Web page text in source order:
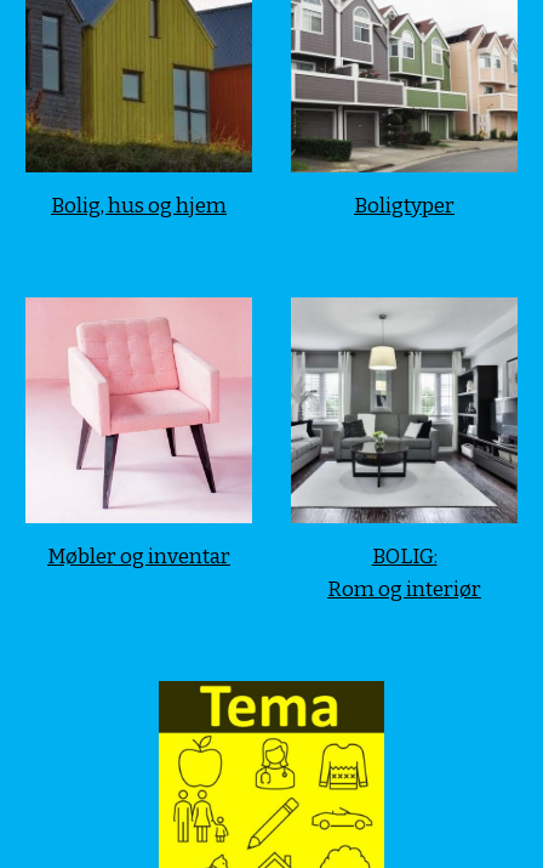
Bolig, hus og hjem Boligtyper
Møbler og inventar
BOLIG:
Rom og interiør